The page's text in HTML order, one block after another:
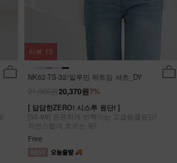
NK62-TS-32/일루민 뒤트임 셔츠_DY
7%
20,370원
[ 답답한ZERO! 시스루 원단! ]
[55-99] 은은하게 반짝이는 고급링클원단!
자연스럽게 흐르는 핏!
Free
리뷰 15